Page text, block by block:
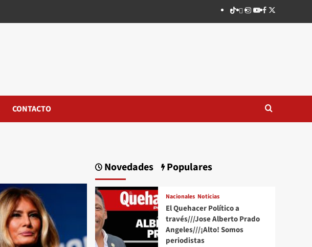
TikTok
threads
Instagram
Youtube
Facebook
X
CONTACTO
Novedades Populares
Nacionales Noticias
El Quehacer Político a
través///Jose Alberto Prado
Angeles///¡Alto! Somos
periodistas